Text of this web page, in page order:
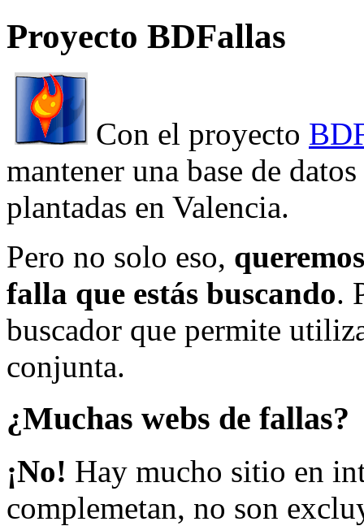
Proyecto BDFallas
Con el proyecto
mantener una base de
plantadas en Valencia.
Pero no solo eso,
falla que estás buscando.
buscador que permite
conjunta.
¿Muchas webs de fallas?
¡No! Hay mucho sitio en
complemetan, no son